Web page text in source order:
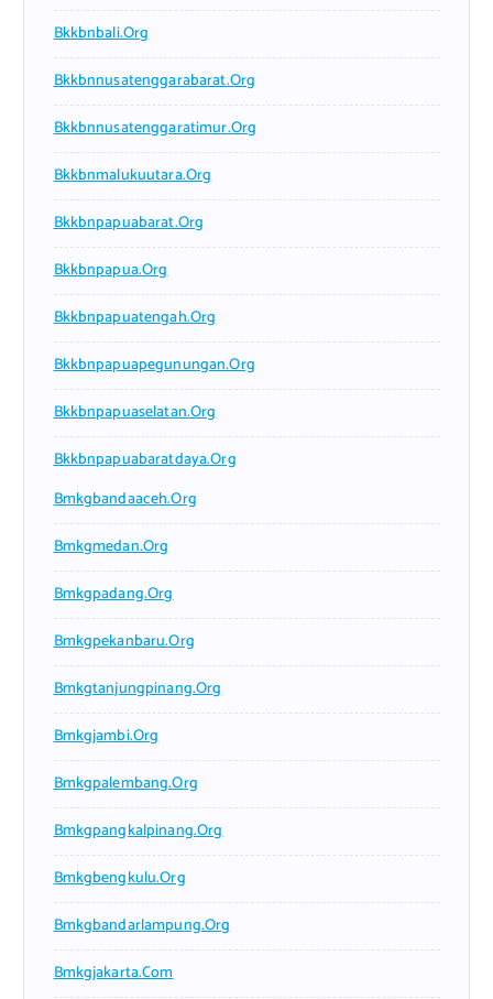
Bkkbnbali.org
Bkkbnnusatenggarabarat.org
Bkkbnnusatenggaratimur.org
Bkkbnmalukuutara.org
Bkkbnpapuabarat.org
Bkkbnpapua.org
Bkkbnpapuatengah.org
Bkkbnpapuapegunungan.org
Bkkbnpapuaselatan.org
Bkkbnpapuabaratdaya.org
Bmkgbandaaceh.org
Bmkgmedan.org
Bmkgpadang.org
Bmkgpekanbaru.org
Bmkgtanjungpinang.org
Bmkgjambi.org
Bmkgpalembang.org
Bmkgpangkalpinang.org
Bmkgbengkulu.org
Bmkgbandarlampung.org
Bmkgjakarta.com